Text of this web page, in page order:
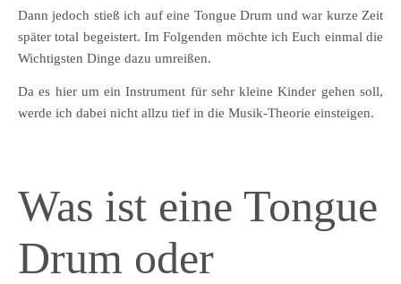
Dann jedoch stieß ich auf eine Tongue Drum und war kurze Zeit
später total begeistert. Im Folgenden möchte ich Euch einmal die
Wichtigsten Dinge dazu umreißen.
Da es hier um ein Instrument für sehr kleine Kinder gehen soll,
werde ich dabei nicht allzu tief in die Musik-Theorie einsteigen.
Was ist eine Tongue
Drum oder